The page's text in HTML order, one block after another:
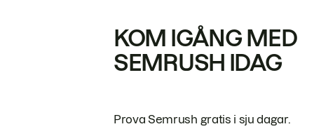
KOM IGÅNG MED
SEMRUSH IDAG
Prova Semrush gratis i sju dagar.